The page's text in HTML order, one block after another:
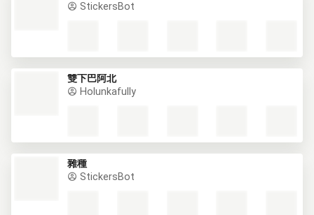
StickersBot
雙下巴阿北
Holunkafully
雜種
StickersBot